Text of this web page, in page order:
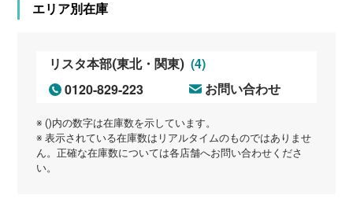
エリア別在庫
リスタ本部(東北・関東) (4)
0120-829-223
お問い合わせ
※ ()内の数字は在庫数を示しています。
※ 表示されている在庫数はリアルタイムのものではありませ
ん。正確な在庫数については各店舗へお問い合わせくださ
い。